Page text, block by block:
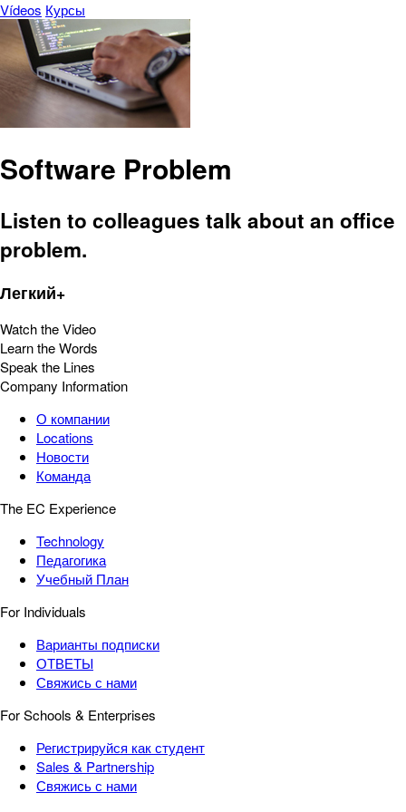
Vídeos Курсы
Software Problem
Listen to colleagues talk about an office
problem.
Легкий+
Watch the Video
Learn the Words
Speak the Lines
Company Information
О компании
Locations
Новости
Команда
The EC Experience
Technology
Педагогика
Учебный План
For Individuals
Варианты подписки
ОТВЕТЫ
Свяжись с нами
For Schools & Enterprises
Регистрируйся как студент
Sales & Partnership
Свяжись с нами